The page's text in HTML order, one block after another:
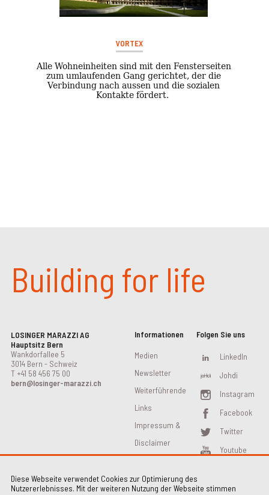
VORTEX
Alle Wohneinheiten sind mit den Fensterseiten
zum umlaufenden Gang gerichtet, der die
Verbindung nach aussen und die sozialen
Kontakte fördert.
Building for life
LOSINGER MARAZZI AG
Hauptsitz Bern
Wankdorfallee 5
3014 Bern - Schweiz
T +41 58 456 75 00
bern@losinger-marazzi.ch
Informationen
Medien
Newsletter
Weiterführende
Links
Impressum &
Disclaimer
Folgen Sie uns
LinkedIn
Johdi
Instagram
Facebook
Twitter
Youtube
Diese Webseite verwendet Cookies zur Optimierung des
Nutzererlebnisses. Mit der weiteren Nutzung der Webseite stimmen